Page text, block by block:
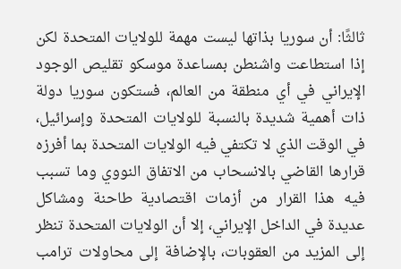
ثالثًا: أن سوريا بذاتها ليست مهمة للولايات المتحدة لكن
إذا استطاعت واشنطن بمساعدة موسكو تقليص الوجود
الإيراني في أي منطقة من العالم، فستكون سوريا دولة
ذات أهمية شديدة بالنسبة للولايات المتحدة وإسرائيل،
في الوقت الذي لا تكتفي فيه الولايات المتحدة بما أفرزه
قرارها القاضي بالانسحاب من الاتفاق النووي وما تسبب
فيه هذا القرار من أزمات اقتصادية طاحنة ومشاكل
عديدة في الداخل الإيراني، إلا أن الولايات المتحدة تنظر
إلى المزيد من العقوبات، بالإضافة إلى محاولات ترامب